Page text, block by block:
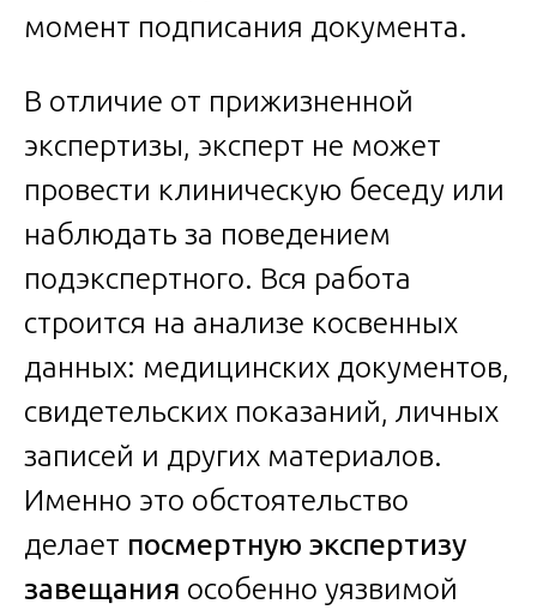
момент подписания документа.
В отличие от прижизненной
экспертизы, эксперт не может
провести клиническую беседу или
наблюдать за поведением
подэкспертного. Вся работа
строится на анализе косвенных
данных: медицинских документов,
свидетельских показаний, личных
записей и других материалов.
Именно это обстоятельство
делает посмертную экспертизу
завещания особенно уязвимой